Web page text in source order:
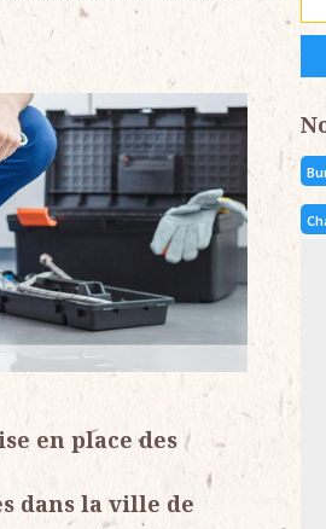
en place des
dans la ville de